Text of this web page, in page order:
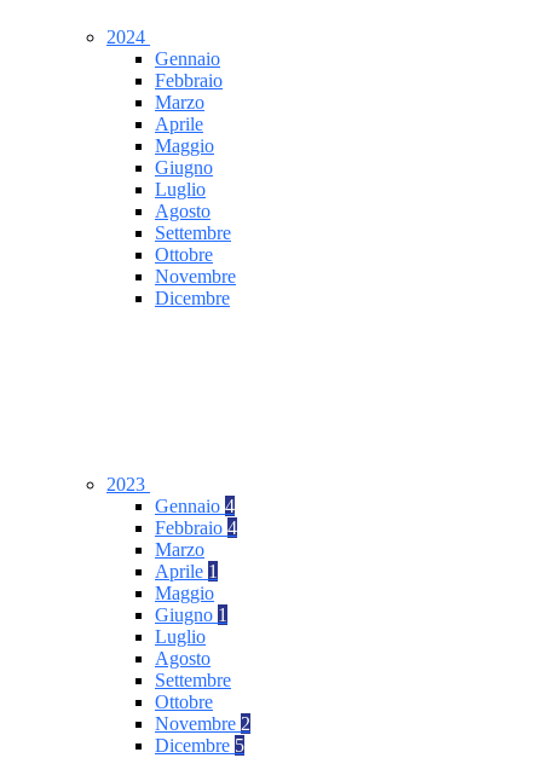
2024
Gennaio
Febbraio
Marzo
Aprile
Maggio
Giugno
Luglio
Agosto
Settembre
Ottobre
Novembre
Dicembre
2023
Gennaio 4
Febbraio 4
Marzo
Aprile 1
Maggio
Giugno 1
Luglio
Agosto
Settembre
Ottobre
Novembre 2
Dicembre 5